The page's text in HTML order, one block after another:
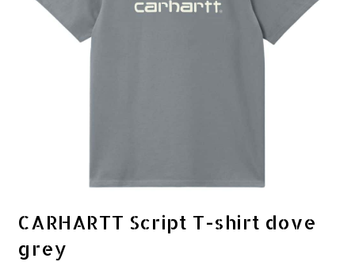
CARHARTT Script T-shirt dove
grey